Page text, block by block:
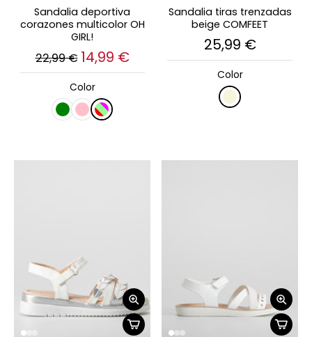
Sandalia deportiva
corazones multicolor OH
GIRL!
22,99 € 14,99 €
Color
Sandalia tiras trenzadas
beige COMFEET
25,99 €
Color